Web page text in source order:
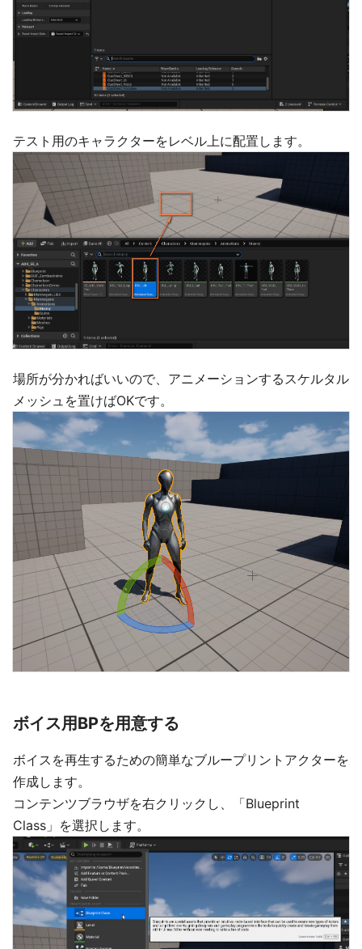
テスト用のキャラクターをレベル上に配置します。
場所が分かればいいので、アニメーションするスケルタル
メッシュを置けばOKです。
ボイス用BPを用意する
ボイスを再生するための簡単なブループリントアクターを
作成します。
コンテンツブラウザを右クリックし、「Blueprint
Class」を選択します。